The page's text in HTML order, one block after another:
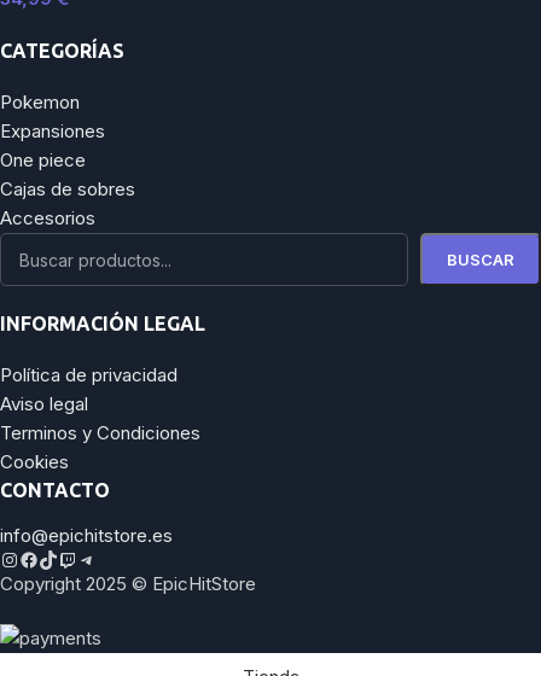
CATEGORÍAS
Pokemon
Expansiones
One piece
Cajas de sobres
Accesorios
BUSCAR
INFORMACIÓN LEGAL
Política de privacidad
Aviso legal
Terminos y Condiciones
Cookies
CONTACTO
info@epichitstore.es
Copyright 2025 © EpicHitStore